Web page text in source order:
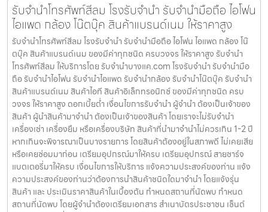
รับจำนำโทรศัพท์สีลม โรงรับจำนำ รับจำนำมือถือ ไอโฟน
ไอแพด กล้อง โน๊ตบุ๊ค สินค้าแบรนด์เนม ให้ราคาสูง
รับจำนำโทรศัพท์สีลม โรงรับจำนำ รับจำนำมือถือ ไอโฟน ไอแพด กล้อง โน๊
ตบุ๊ค สินค้าแบรนด์เนม ของมีค่าทุกชนิด ครบวงจร ให้ราคาสูง รับจำนำ
โทรศัพท์สีลม ให้บริการโดย รับจํานําบางแค.com โรงรับจำนำ รับจำนำมือ
ถือ รับจำนำไอโฟน รับจำนำไอแพด รับจำนำกล้อง รับจำนำโน๊ตบุ๊ค รับจำนำ
สินค้าแบรนด์เนม สินค้าไอที สินค้าอิเล็กทรอนิกซ์ ของมีค่าทุกชนิด ครบ
วงจร ให้ราคาสูง ดอกเบี้ยต่ำ เงื่อนไขการรับจำนำ ผู้จำนำ ต้องเป็นเจ้าของ
สินค้า ผู้นำสินค้ามาจำนำ ต้องเป็นเจ้าของสินค้า โดยเราจะไม่รับจำนำ
เครื่องเช่า เครื่องยืม หรือเครื่องบริษัท สินค้าที่นำมาจำนำไม่ควรเกิน 1-2 ปี
หากเกินจะพิจารณาเป็นบางรายการ โดยสินค้าต้องอยู่ในสภาพดี ไม่เคยเสีย
หรือเคยซ่อมมาก่อน เตรียมอุปกรณ์มาให้ครบ เตรียมอุปกรณ์ สายชาร์จ
แบตเตอรี่มาให้ครบ เงื่อนไขการให้บริการ แจ้งความประสงค์ของท่าน แจ้ง
ความประสงค์ของท่านว่าต้องการนำสินค้าชนิดใดมาจำนำ โดยแจ้งรุ่น
สินค้า และ ประเมินราคาสินค้าในเบื้องต้น กำหนดสถานที่นัดพบ กำหนด
สถานที่นัดพบ โดยผู้จำนำต้องเตรียมเอกสาร สำเนาบัตรประชาชน เซ็นต์